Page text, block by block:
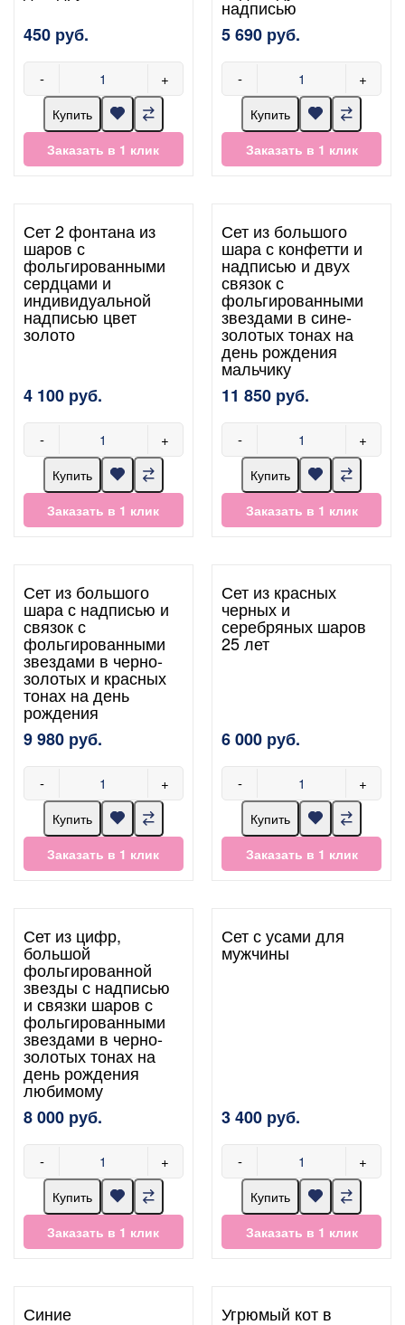
450 руб.
- +
Купить
Заказать в 1 клик
надписью
5 690 руб.
- +
Купить
Заказать в 1 клик
Сет 2 фонтана из
шаров с
фольгированными
сердцами и
индивидуальной
надписью цвет
золото
4 100 руб.
- +
Купить
Заказать в 1 клик
Сет из большого
шара с конфетти и
надписью и двух
связок с
фольгированными
звездами в сине-
золотых тонах на
день рождения
мальчику
11 850 руб.
- +
Купить
Заказать в 1 клик
Сет из большого
шара с надписью и
связок с
фольгированными
звездами в черно-
золотых и красных
тонах на день
рождения
9 980 руб.
- +
Купить
Заказать в 1 клик
Сет из красных
черных и
серебряных шаров
25 лет
6 000 руб.
- +
Купить
Заказать в 1 клик
Сет из цифр,
большой
фольгированной
звезды с надписью
и связки шаров с
фольгированными
звездами в черно-
золотых тонах на
день рождения
любимому
8 000 руб.
- +
Купить
Заказать в 1 клик
Сет с усами для
мужчины
3 400 руб.
- +
Купить
Заказать в 1 клик
Синие Угрюмый кот в